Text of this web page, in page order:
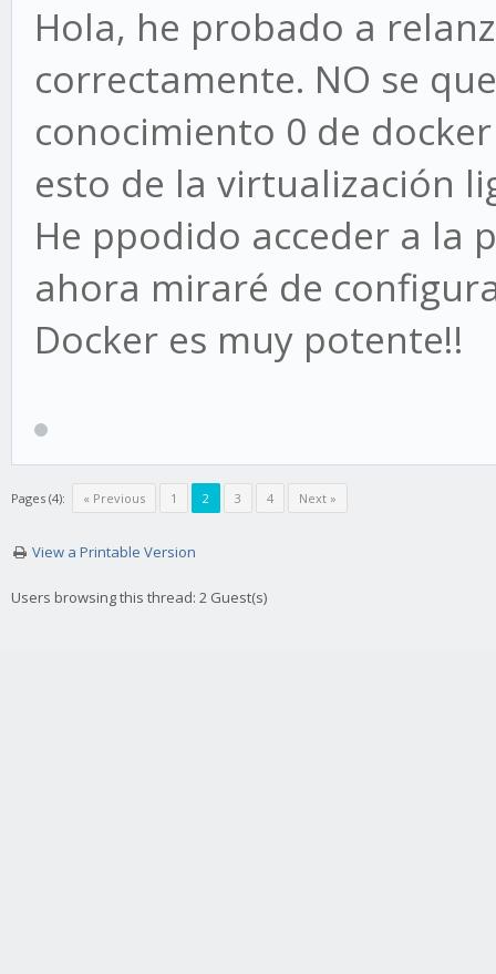
Hola, he probado a
correctamente. NO se
conocimiento 0 de
esto de la virtualización
He ppodido acceder a la
ahora miraré de
Docker es muy potente!!
Pages (4): « Previous 1 2 3 4 Next »
View a Printable Version
Users browsing this thread: 2 Guest(s)